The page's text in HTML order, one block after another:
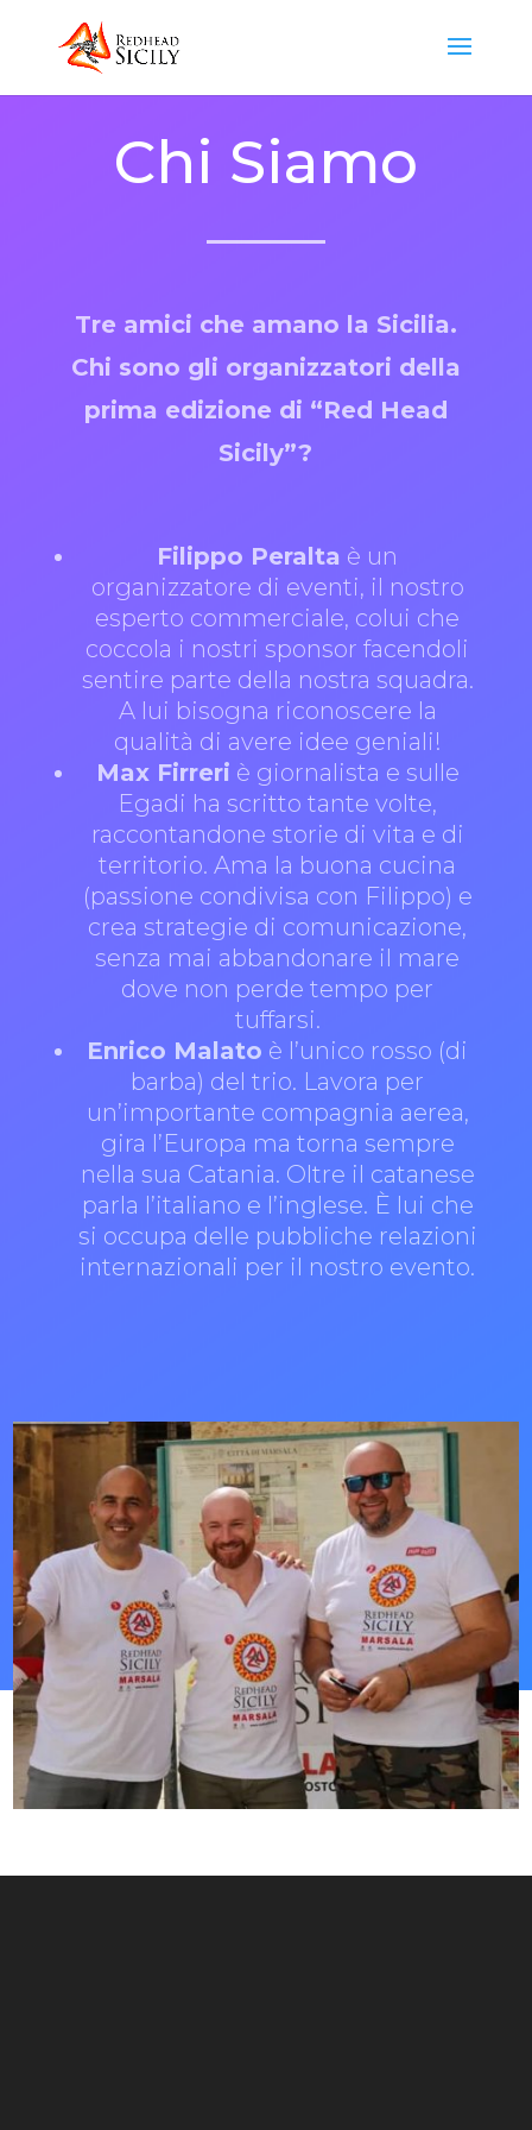
Chi Siamo
Tre amici che amano la Sicilia.
Chi sono gli organizzatori della
prima edizione di “Red Head
Sicily”?
Filippo Peralta è un
organizzatore di eventi, il nostro
esperto commerciale, colui che
coccola i nostri sponsor facendoli
sentire parte della nostra squadra.
A lui bisogna riconoscere la
qualità di avere idee geniali!
Max Firreri è giornalista e sulle
Egadi ha scritto tante volte,
raccontandone storie di vita e di
territorio. Ama la buona cucina
(passione condivisa con Filippo) e
crea strategie di comunicazione,
senza mai abbandonare il mare
dove non perde tempo per
tuffarsi.
Enrico Malato è l’unico rosso (di
barba) del trio. Lavora per
un’importante compagnia aerea,
gira l’Europa ma torna sempre
nella sua Catania. Oltre il catanese
parla l’italiano e l’inglese. È lui che
si occupa delle pubbliche relazioni
internazionali per il nostro evento.